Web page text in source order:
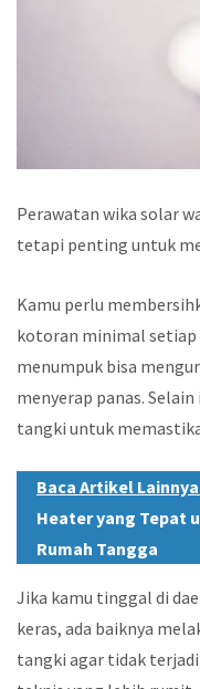
Perawatan wika solar
tetapi penting untuk
Kamu perlu
kotoran minimal setiap
menumpuk bisa
menyerap panas.
tangki untuk
Baca Artikel
Heater yang Tepat
Rumah Tangga
Jika kamu tinggal di
keras, ada baiknya
tangki agar tidak